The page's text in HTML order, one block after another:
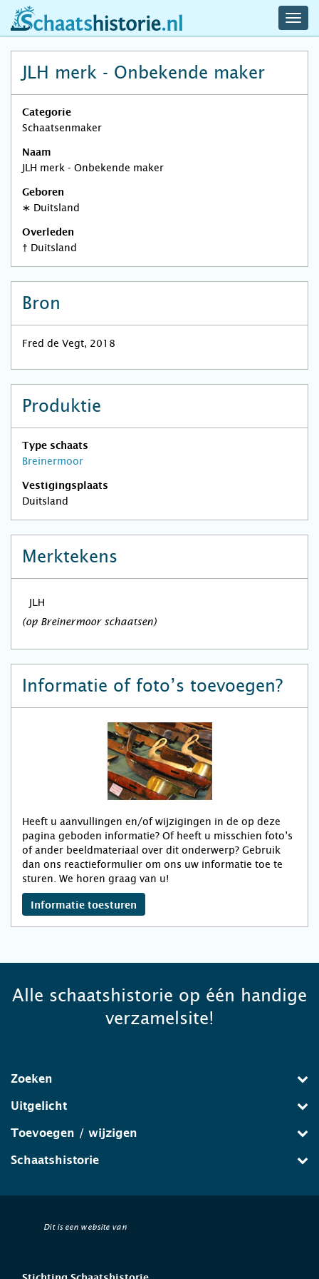
schaatshistorie.nl
JLH merk - Onbekende maker
Categorie
Schaatsenmaker
Naam
JLH merk - Onbekende maker
Geboren
∗ Duitsland
Overleden
† Duitsland
Bron
Fred de Vegt, 2018
Produktie
Type schaats
Breinermoor
Vestigingsplaats
Duitsland
Merktekens
(op Breinermoor schaatsen)
Informatie of foto’s toevoegen?
Heeft u aanvullingen en/of wijzigingen in de op deze
pagina geboden informatie? Of heeft u misschien foto’s
of ander beeldmateriaal over dit onderwerp? Gebruik
dan ons reactieformulier om ons uw informatie toe te
sturen. We horen graag van u!
Informatie toesturen
Alle schaatshistorie op één handige
verzamelsite!
Zoeken
Uitgelicht
Toevoegen / wijzigen
Schaatshistorie
Dit is een website van